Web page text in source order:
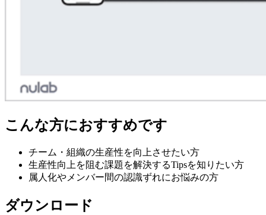
こんな方におすすめです
チーム・組織の生産性を向上させたい方
生産性向上を阻む課題を解決するTipsを知りたい方
属人化やメンバー間の認識ずれにお悩みの方
ダウンロード